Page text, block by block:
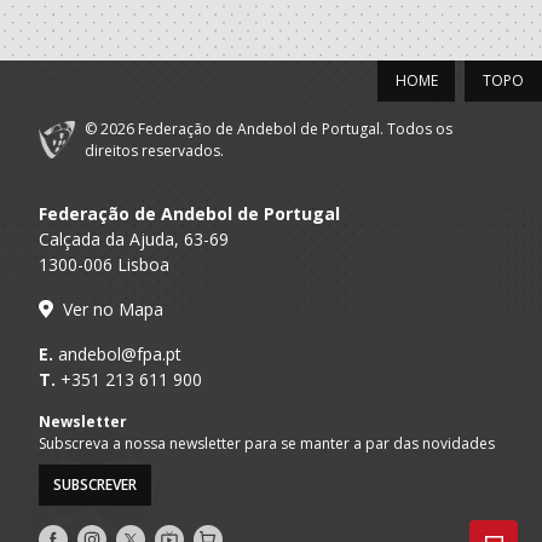
15:00 20 CF OS BELENENSES _ - _
PÓVOA AC /
Bodegão/CCR/
_ - _ VITÓRIA SC
CJ A. GARRETT
17:00 357 AA DIDÁXIS - A2D
17:15 145 JUVE LIS
18:00 359 CS MADEIRA _ - _ CJ A. GARRETT 'B'
18:00 15
TOPO
HOME
© 2026 Federação de Andebol de Portugal. Todos os
direitos reservados.
Federação de Andebol de Portugal
Calçada da Ajuda, 63-69
1300-006 Lisboa
Ver no Mapa
E. andebol@fpa.pt
T. +351 213 611 900
Newsletter
Subscreva a nossa newsletter para se manter a par das novidades
SUBSCREVER
Siga- Siga- Siga- AndebolTV
Loja